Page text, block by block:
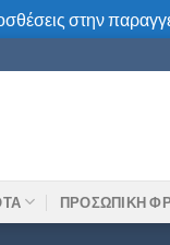
στην
ΠΡΟΣΩΠΙΚΗ